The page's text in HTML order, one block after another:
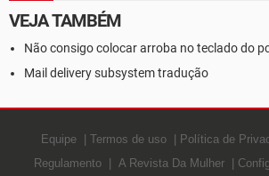
VEJA TAMBÉM
Não consigo colocar arroba no teclado do
Mail delivery subsystem tradução
Equipe Termos de uso Política de
Regulamento
A Revista Da Mulher